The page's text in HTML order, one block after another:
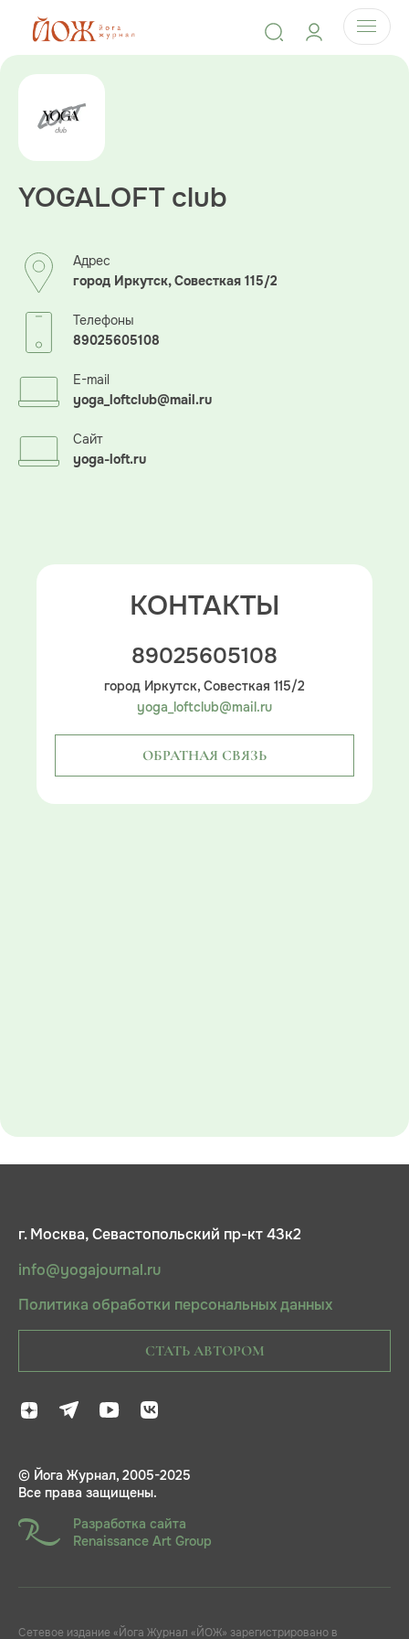
YOGALOFT club
Адрес
город Иркутск, Совесткая 115/2
Телефоны
89025605108
E-mail
yoga_loftclub@mail.ru
Сайт
yoga-loft.ru
КОНТАКТЫ
89025605108
город Иркутск, Совесткая 115/2
yoga_loftclub@mail.ru
ОБРАТНАЯ СВЯЗЬ
г. Москва, Севастопольский пр-кт 43к2
info@yogajournal.ru
Политика обработки персональных данных
СТАТЬ АВТОРОМ
© Йога Журнал, 2005-2025
Все права защищены.
Разработка сайта
Renaissance Art Group
Сетевое издание «Йога Журнал «ЙОЖ» зарегистрировано в